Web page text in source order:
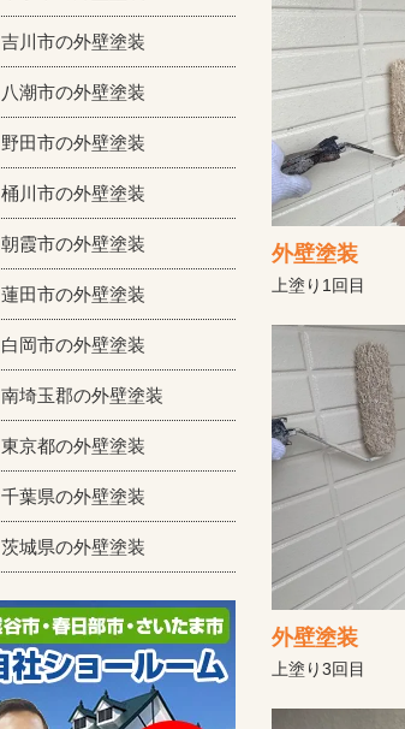
外壁塗装
上塗り1回目
外壁塗装
上塗り3回目
吉川市の外壁塗装
八潮市の外壁塗装
野田市の外壁塗装
桶川市の外壁塗装
朝霞市の外壁塗装
蓮田市の外壁塗装
白岡市の外壁塗装
南埼玉郡の外壁塗装
東京都の外壁塗装
千葉県の外壁塗装
茨城県の外壁塗装